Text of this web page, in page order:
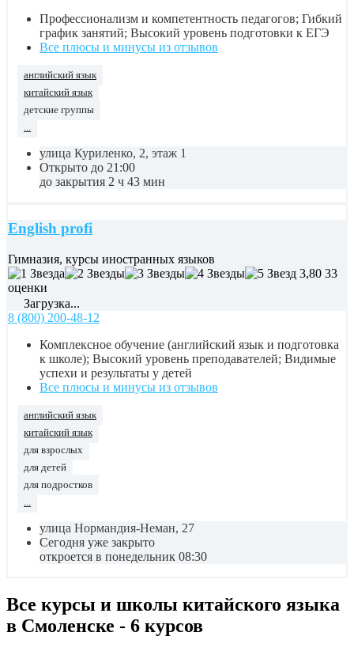
Профессионализм и компетентность педагогов; Гибкий
график занятий; Высокий уровень подготовки к ЕГЭ
Все плюсы и минусы из отзывов
английский язык
китайский язык
детские группы
...
улица Куриленко, 2, этаж 1
Открыто до 21:00
до закрытия 2 ч 43 мин
English profi
Гимназия, курсы иностранных языков
3,80 33
оценки
Загрузка...
8 (800) 200-48-12
Комплексное обучение (английский язык и подготовка
к школе); Высокий уровень преподавателей; Видимые
успехи и результаты у детей
Все плюсы и минусы из отзывов
английский язык
китайский язык
для взрослых
для детей
для подростков
...
улица Нормандия-Неман, 27
Сегодня уже закрыто
откроется в понедельник 08:30
Все курсы и школы китайского языка
в Смоленске - 6 курсов